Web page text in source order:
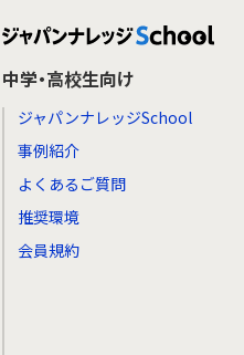
中学・高校生向け
ジャパンナレッジSchool
事例紹介
よくあるご質問
推奨環境
会員規約